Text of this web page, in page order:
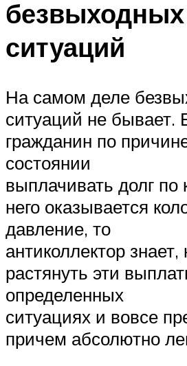
безвыходных
ситуаций
На самом деле
ситуаций не бывает.
гражданин по
состоянии
выплачивать долг по
него оказывается
давление, то
антиколлектор знает,
растянуть эти
определенных
ситуациях и вовсе
причем абсолютно